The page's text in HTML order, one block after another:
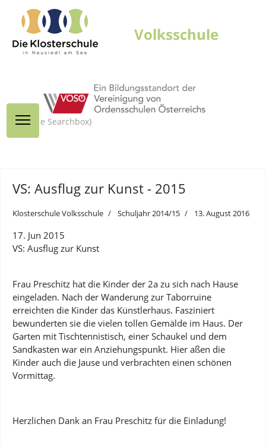
{module Searchbox}
VS: Ausflug zur Kunst - 2015
Klosterschule Volksschule Schuljahr 2014/15 13. August 2016
17. Jun 2015
VS: Ausflug zur Kunst
Frau Preschitz hat die Kinder der 2a zu sich nach Hause
eingeladen. Nach der Wanderung zur Taborruine
erreichten die Kinder das Künstlerhaus. Fasziniert
bewunderten sie die vielen tollen Gemälde im Haus. Der
Garten mit Tischtennistisch, einer Schaukel und dem
Sandkasten war ein Anziehungspunkt. Hier aßen die
Kinder auch die Jause und verbrachten einen schönen
Vormittag.
Herzlichen Dank an Frau Preschitz für die Einladung!